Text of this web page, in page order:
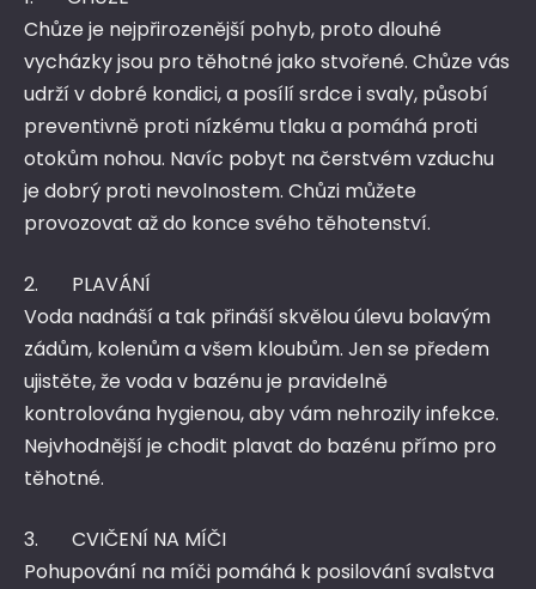
Chůze je nejpřirozenější pohyb, proto dlouhé
vycházky jsou pro těhotné jako stvořené. Chůze vás
udrží v dobré kondici, a posílí srdce i svaly, působí
preventivně proti nízkému tlaku a pomáhá proti
otokům nohou. Navíc pobyt na čerstvém vzduchu
je dobrý proti nevolnostem. Chůzi můžete
provozovat až do konce svého těhotenství.
2. PLAVÁNÍ
Voda nadnáší a tak přináší skvělou úlevu bolavým
zádům, kolenům a všem kloubům. Jen se předem
ujistěte, že voda v bazénu je pravidelně
kontrolována hygienou, aby vám nehrozily infekce.
Nejvhodnější je chodit plavat do bazénu přímo pro
těhotné.
3. CVIČENÍ NA MÍČI
Pohupování na míči pomáhá k posilování svalstva